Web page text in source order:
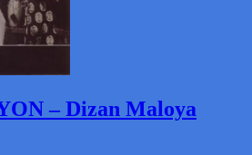
– Dizan Maloya